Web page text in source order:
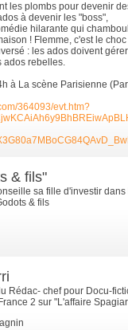
les plombs pour devenir
à devenir les "boss",
hilarante qui
! Flemme, c'est le
: les ados doivent gérer
ados rebelles.
à La scène Parisienne
364093/evt.htm?
& fils"
sa fille d'investir dans
& fils
Rédac- chef pour Docu-
2 sur "L'affaire